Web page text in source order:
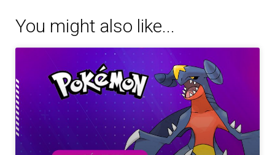
You might also like...